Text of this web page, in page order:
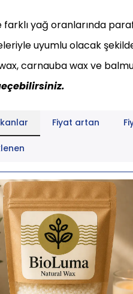
farklı yağ oranlarında
uyumlu olacak
carnauba wax ve
Fiyat artan